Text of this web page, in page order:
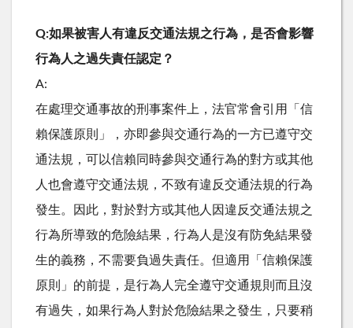
Q:如果被害人有違反交通法規之行為，是否會影響
行為人之過失責任認定？
A:
在處理交通事故的刑事案件上，法官常會引用「信
賴保護原則」，亦即參與交通行為的一方已遵守交
通法規，可以信賴同時參與交通行為的對方或其他
人也會遵守交通法規，不致有違反交通法規的行為
發生。因此，對於對方或其他人因違反交通法規之
行為所導致的危險結果，行為人是沒有防免結果發
生的義務，不需要負過失責任。但適用「信賴保護
原則」的前提，是行為人完全遵守交通規則而且沒
有過失，如果行為人對於危險結果之發生，只要稍